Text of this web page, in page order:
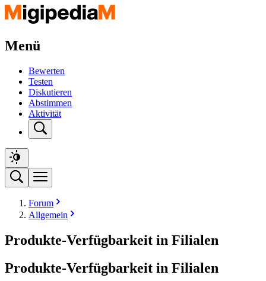
Menü
Bewerten
Testen
Diskutieren
Abstimmen
Aktivität
Forum
Allgemein
Produkte-Verfügbarkeit in Filialen
Produkte-Verfügbarkeit in Filialen